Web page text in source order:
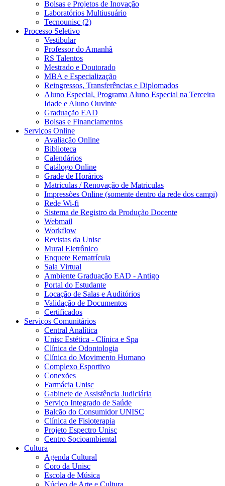
Bolsas e Projetos de Inovação
Laboratórios Multiusuário
Tecnounisc (2)
Processo Seletivo
Vestibular
Professor do Amanhã
RS Talentos
Mestrado e Doutorado
MBA e Especialização
Reingressos, Transferências e Diplomados
Aluno Especial, Programa Aluno Especial na Terceira
Idade e Aluno Ouvinte
Graduação EAD
Bolsas e Financiamentos
Serviços Online
Avaliação Online
Biblioteca
Calendários
Catálogo Online
Grade de Horários
Matriculas / Renovação de Matriculas
Impressões Online (somente dentro da rede dos campi)
Rede Wi-fi
Sistema de Registro da Produção Docente
Webmail
Workflow
Revistas da Unisc
Mural Eletrônico
Enquete Rematrícula
Sala Virtual
Ambiente Graduação EAD - Antigo
Portal do Estudante
Locação de Salas e Auditórios
Validação de Documentos
Certificados
Serviços Comunitários
Central Analítica
Unisc Estética - Clínica e Spa
Clínica de Odontologia
Clínica do Movimento Humano
Complexo Esportivo
Conexões
Farmácia Unisc
Gabinete de Assistência Judiciária
Serviço Integrado de Saúde
Balcão do Consumidor UNISC
Clínica de Fisioterapia
Projeto Espectro Unisc
Centro Socioambiental
Cultura
Agenda Cultural
Coro da Unisc
Escola de Música
Núcleo de Arte e Cultura